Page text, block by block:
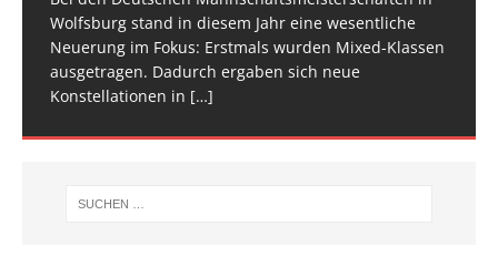
Wolfsburg stand in diesem Jahr eine wesentliche
Neuerung im Fokus: Erstmals wurden Mixed-Klassen
ausgetragen. Dadurch ergaben sich neue
Konstellationen in […]
[…]
[…]
Spitze im Trampolinturnen in Biberach an der Riß
(Baden-Württemberg) zu einem hochkarätigen
Wettkampfwochenende: Am Samstag standen die
Deutschen[…]